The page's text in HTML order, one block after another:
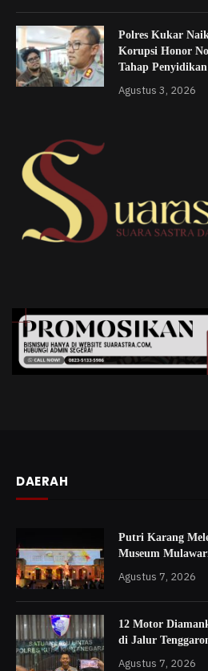
Polres Kukar
Korupsi Honor
Tahap Penyidikan
Agustus 3, 2026
DAERAH
Putri Karang
Museum
Agustus 7, 2026
12 Motor
di Jalur
Agustus 7, 2026